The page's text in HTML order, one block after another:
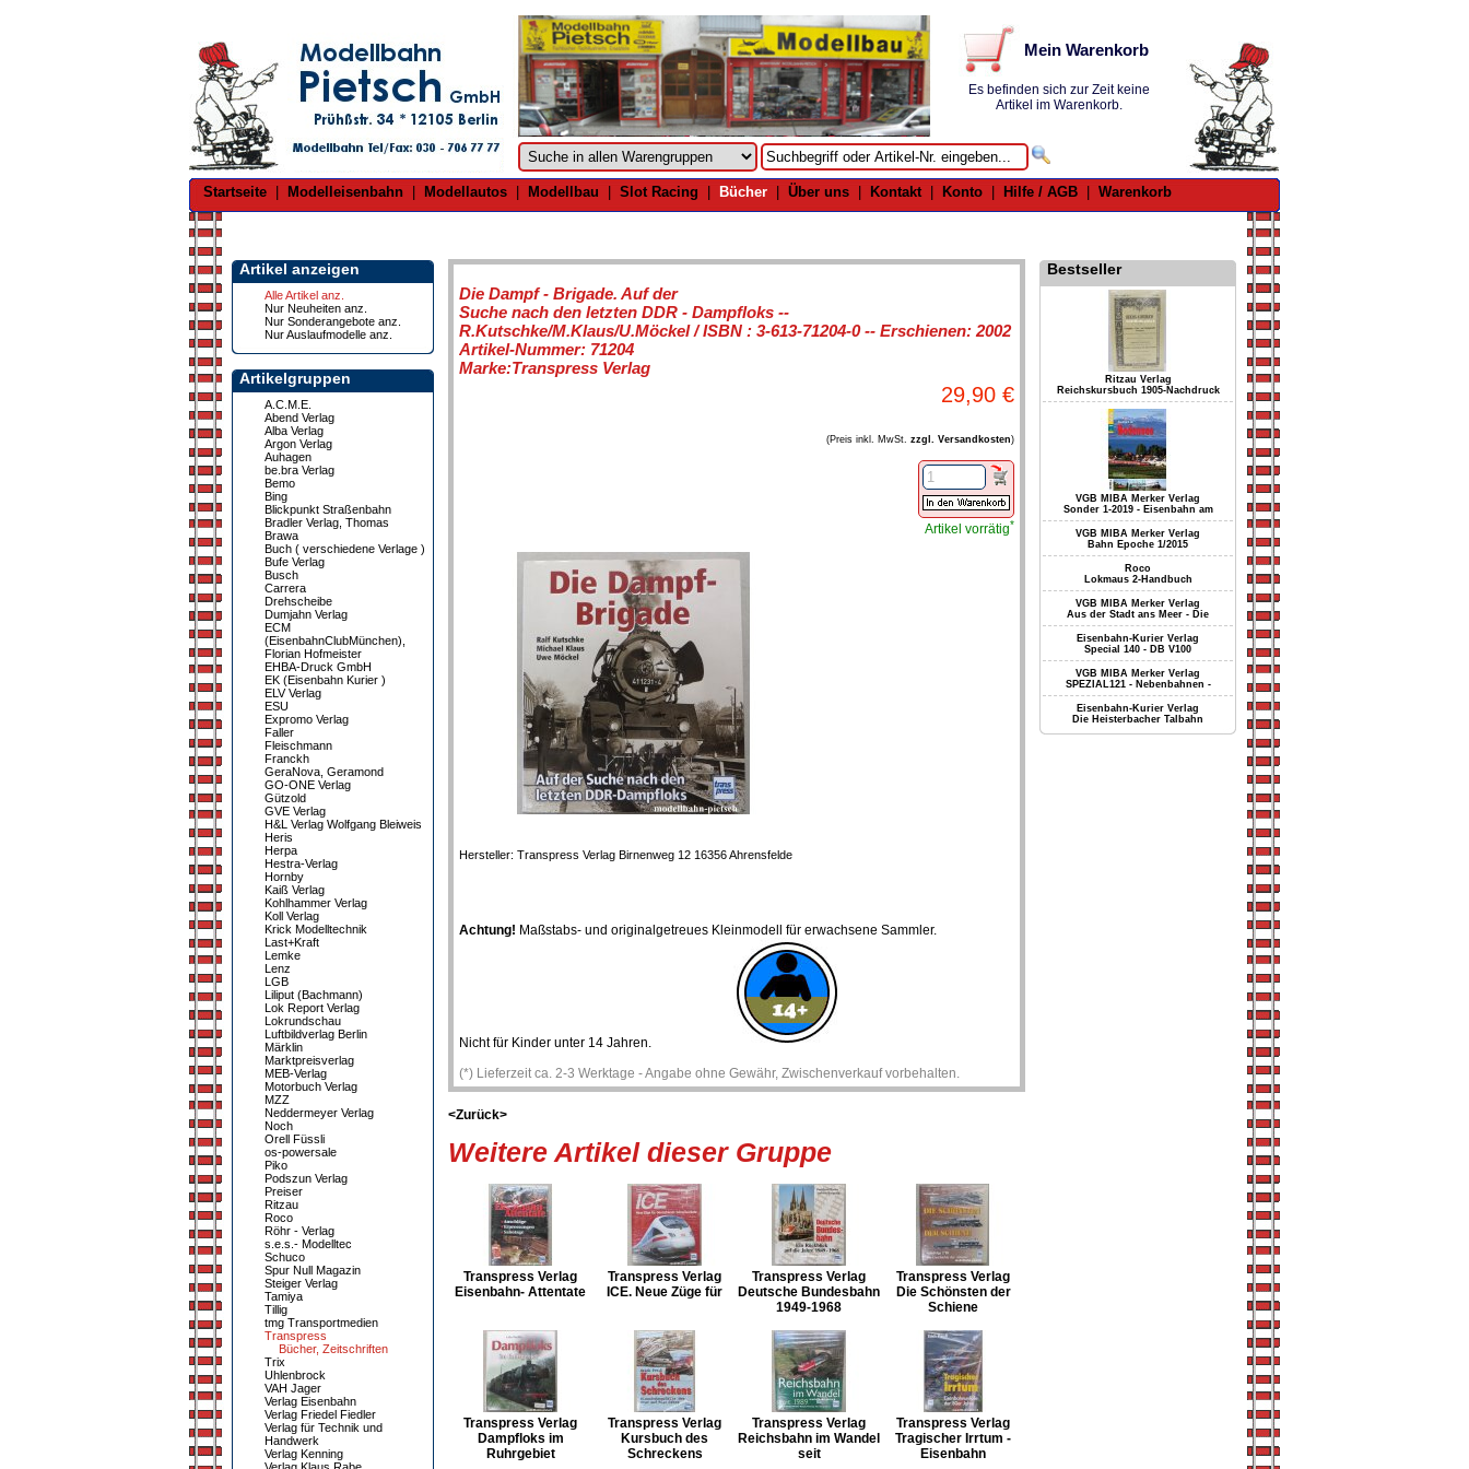
Mein Warenkorb
Es befinden sich zur Zeit keine
Artikel im Warenkorb.
Startseite Modelleisenbahn Modellautos Modellbau Slot Racing Bücher Über uns Kontakt| Konto Hilfe / AGB Warenkorb
Artikel anzeigen
Alle Artikel anz.
Nur Neuheiten anz.
Nur Sonderangebote anz.
Nur Auslaufmodelle anz.
Artikelgruppen
A.C.M.E.
Abend Verlag
Alba Verlag
Argon Verlag
Auhagen
be.bra Verlag
Bemo
Bing
Blickpunkt Straßenbahn
Bradler Verlag, Thomas
Brawa
Buch ( verschiedene Verlage )
Bufe Verlag
Busch
Carrera
Drehscheibe
Dumjahn Verlag
ECM
(EisenbahnClubMünchen),
Florian Hofmeister
EHBA-Druck GmbH
EK (Eisenbahn Kurier )
ELV Verlag
ESU
Expromo Verlag
Faller
Fleischmann
Franckh
GeraNova, Geramond
GO-ONE Verlag
Gützold
GVE Verlag
H&L Verlag Wolfgang Bleiweis
Heris
Herpa
Hestra-Verlag
Hornby
Kaiß Verlag
Kohlhammer Verlag
Koll Verlag
Krick Modelltechnik
Last+Kraft
Lemke
Lenz
LGB
Liliput (Bachmann)
Lok Report Verlag
Lokrundschau
Luftbildverlag Berlin
Märklin
Marktpreisverlag
MEB-Verlag
Motorbuch Verlag
MZZ
Neddermeyer Verlag
Noch
Orell Füssli
os-powersale
Piko
Podszun Verlag
Preiser
Ritzau
Roco
Röhr - Verlag
s.e.s.- Modelltec
Schuco
Spur Null Magazin
Steiger Verlag
Tamiya
Tillig
tmg Transportmedien
Transpress
Bücher, Zeitschriften
Trix
Uhlenbrock
VAH Jager
Verlag Eisenbahn
Verlag Friedel Fiedler
Verlag für Technik und
Handwerk
Verlag Kenning
Die Dampf - Brigade. Auf der
Suche nach den letzten DDR - Dampfloks --
R.Kutschke/M.Klaus/U.Möckel / ISBN : 3-613-71204-0 -- Erschienen: 2002
Artikel-Nummer: 71204
Marke:Transpress Verlag
29,90 €
(Preis inkl. MwSt. zzgl. Versandkosten)
Artikel vorrätig*
Hersteller: Transpress Verlag Birnenweg 12 16356 Ahrensfelde
Achtung! Maßstabs- und originalgetreues Kleinmodell für erwachsene Sammler.
Nicht für Kinder unter 14 Jahren.
(*) Lieferzeit ca. 2-3 Werktage - Angabe ohne Gewähr, Zwischenverkauf vorbehalten.
<Zurück>
Weitere Artikel dieser Gruppe
Transpress Verlag
Eisenbahn- Attentate
Transpress Verlag
ICE. Neue Züge für
Transpress Verlag
Deutsche Bundesbahn
1949-1968
Transpress Verlag
Die Schönsten der
Schiene
Transpress Verlag
Dampfloks im
Ruhrgebiet
Transpress Verlag
Kursbuch des
Schreckens
Transpress Verlag
Reichsbahn im Wandel
seit
Transpress Verlag
Tragischer Irrtum -
Eisenbahn
Bestseller
Ritzau Verlag
Reichskursbuch 1905-Nachdruck
VGB MIBA Merker Verlag
Sonder 1-2019 - Eisenbahn am
VGB MIBA Merker Verlag
Bahn Epoche 1/2015
Roco
Lokmaus 2-Handbuch
VGB MIBA Merker Verlag
Aus der Stadt ans Meer - Die
Eisenbahn-Kurier Verlag
Special 140 - DB V100
VGB MIBA Merker Verlag
SPEZIAL121 - Nebenbahnen -
Eisenbahn-Kurier Verlag
Die Heisterbacher Talbahn